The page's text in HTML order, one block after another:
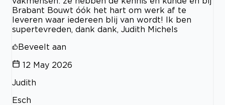
Brabant Bouwt óók het hart om werk af te
leveren waar iedereen blij van wordt! Ik ben
supertevreden, dank dank, Judith Michels
Beveelt aan
12 May 2026
Judith
Esch